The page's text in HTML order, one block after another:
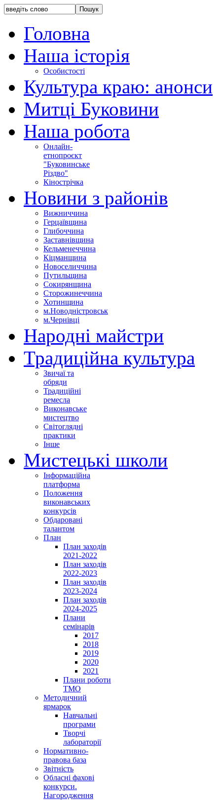
Головна
Наша історія
Особистості
Культура краю: анонси
Митці Буковини
Наша робота
Онлайн-
етнопроєкт
"Буковинське
Різдво"
Кінострічка
Новини з районів
Вижниччина
Герцаївщина
Глибоччина
Заставнівщина
Кельменеччина
Кіцманщина
Новоселиччина
Путильщина
Сокирянщина
Сторожинеччина
Хотинщина
м.Новодністровськ
м.Чернівці
Народні майстри
Традиційна культура
Звичаї та
обряди
Традиційні
ремесла
Виконавське
мистецтво
Світоглядні
практики
Інше
Мистецькі школи
Інформаційна
платформа
Положення
виконавських
конкурсів
Обдаровані
талантом
План
План заходів
2021-2022
План заходів
2022-2023
План заходів
2023-2024
План заходів
2024-2025
Плани
семінарів
2017
2018
2019
2020
2021
Плани роботи
ТМО
Методичний
ярмарок
Навчальні
програми
Творчі
лабораторії
Нормативно-
правова база
Звітність
Обласні фахові
конкурси.
Нагородження